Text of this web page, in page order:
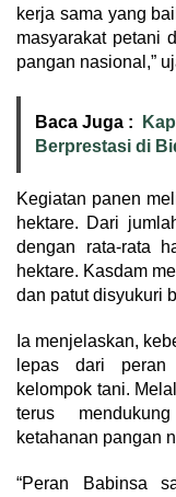
kerja sama yang
masyarakat petani
pangan nasional,”
Baca Juga :
Berprestasi di
Kegiatan panen
hektare. Dari
dengan rata-rata
hektare. Kasdam
dan patut disyukuri
Ia menjelaskan,
lepas dari peran
kelompok tani.
terus
ketahanan pangan
“Peran Babinsa